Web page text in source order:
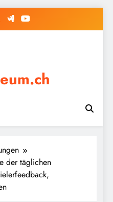
der täglichen